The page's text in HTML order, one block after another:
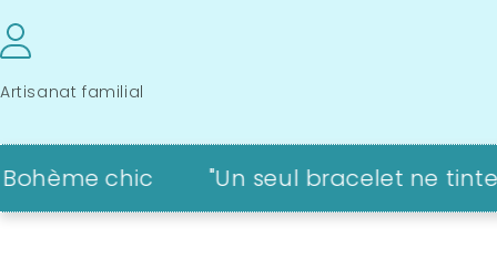
Artisanat familial
chic "Un seul bracelet ne tinte pas..."